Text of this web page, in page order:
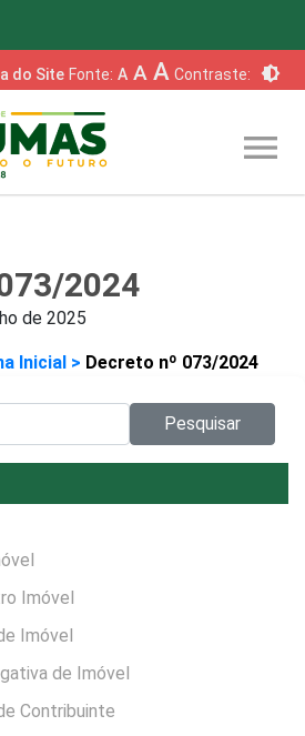
do Site Fonte: A A A Contraste: brightness_6
menu
2024
de 2025
Inicial > Decreto nº 073/2024
Pesquisar
Imóvel
Imóvel
de Imóvel
Contribuinte